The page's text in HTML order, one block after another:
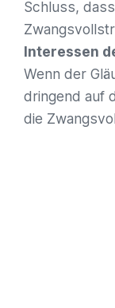
Schluss,
Interessen
Wenn der
dringend auf
die